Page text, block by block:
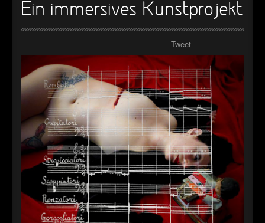
► Rattenfänger
Oberer Totpunkt
► Dia De Los Muertos
Oberer Totpunkt
► Alltag macht tot
Oberer Totpunkt
► Die Krieger
Oberer Totpunkt
► Imperator
Oberer Totpunkt
► Maschinenherz
Oberer Totpunkt
► Der Siebte Tag
Oberer Totpunkt
Ein immersives Kunstprojekt
Tweet